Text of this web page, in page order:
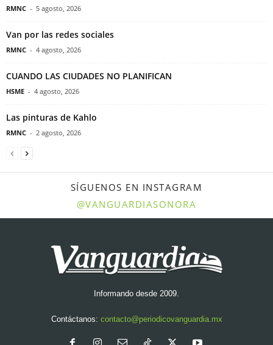
RMNC - 5 agosto, 2026
Van por las redes sociales
RMNC - 4 agosto, 2026
CUANDO LAS CIUDADES NO PLANIFICAN
HSME - 4 agosto, 2026
Las pinturas de Kahlo
RMNC - 2 agosto, 2026
SÍGUENOS EN INSTAGRAM
@VANGUARDIASONORA
Informando desde 2009.
Contáctanos: contacto@periodicovanguardia.mx